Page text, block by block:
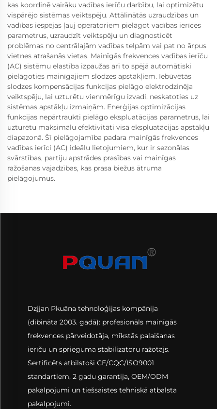
kas koordinē vairāku vadības ierīču darbību, lai optimizētu
vispārējo sistēmas veiktspēju. Attālinātās uzraudzības un
vadības iespējas ļauj operatoriem pielāgot vadības ierīces
parametrus, uzraudzīt veiktspēju un diagnosticēt
problēmas no centrālajām vadības telpām vai pat no ārpus
vietnes atrašanās vietas. Mainīgās frekvences vadības ierīču
(AC) sistēmu elastība izpaužas arī to spējā automātiski
pielāgoties mainīgajiem slodzes apstākļiem. Iebūvētās
slodzes kompensācijas funkcijas pielāgo elektrodzinēja
veiktspēju, lai uzturētu vienmērīgu izvadi, neskatoties uz
sistēmas apstākļu izmaiņām. Enerģijas optimizācijas
funkcijas nepārtraukti pielāgo ekspluatācijas parametrus, lai
uzturētu maksimālu efektivitāti visā ekspluatācijas apstākļu
diapazonā. Šī pielāgojamība padara mainīgās frekvences
vadības ierīci (AC) ideālu lietojumiem, kur ir sezonālas
svārstības, partiju apstrādes prasības vai mainīgas
ražošanas vajadzības, kas prasa biežus ātruma
pielāgojumus.
Dzjjan Pkuāna tehnoloģijas kompānija
(dibināta 2003. gadā): profesionāls mainīgās
frekvences pārveidotāja, mīkstās palaišanas
ierīču un sprieguma stabilizatoru ražotājs.
Sertificēts atbilstoši CE/CQC/ISO9001
standartiem, 2 gadu garantija, OEM/ODM
pakalpojumi un tiešsaistes tehniskā atbalsta
pakalpojumi.